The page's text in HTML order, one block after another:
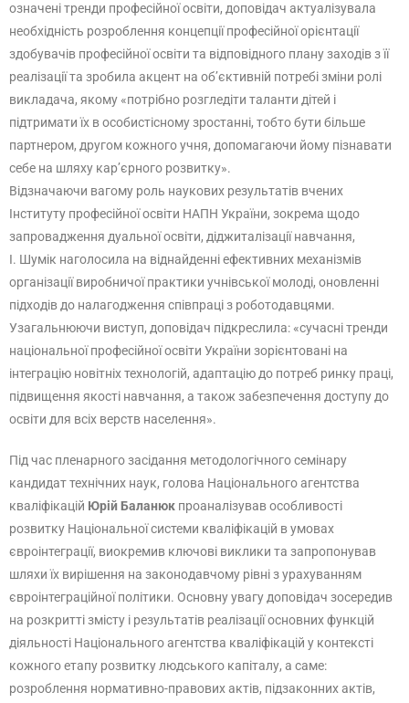
означені тренди професійної освіти, доповідач актуалізувала
необхідність розроблення концепції професійної орієнтації
здобувачів професійної освіти та відповідного плану заходів з її
реалізації та зробила акцент на об’єктивній потребі зміни ролі
викладача, якому «потрібно розгледіти таланти дітей і
підтримати їх в особистісному зростанні, тобто бути більше
партнером, другом кожного учня, допомагаючи йому пізнавати
себе на шляху кар’єрного розвитку».
Відзначаючи вагому роль наукових результатів вчених
Інституту професійної освіти НАПН України, зокрема щодо
запровадження дуальної освіти, діджиталізації навчання,
І. Шумік наголосила на віднайденні ефективних механізмів
організації виробничої практики учнівської молоді, оновленні
підходів до налагодження співпраці з роботодавцями.
Узагальнюючи виступ, доповідач підкреслила: «сучасні тренди
національної професійної освіти України зорієнтовані на
інтеграцію новітніх технологій, адаптацію до потреб ринку праці,
підвищення якості навчання, а також забезпечення доступу до
освіти для всіх верств населення».
Під час пленарного засідання методологічного семінару
кандидат технічних наук, голова Національного агентства
кваліфікацій Юрій Баланюк проаналізував особливості
розвитку Національної системи кваліфікацій в умовах
євроінтеграції, виокремив ключові виклики та запропонував
шляхи їх вирішення на законодавчому рівні з урахуванням
євроінтеграційної політики. Основну увагу доповідач зосередив
на розкритті змісту і результатів реалізації основних функцій
діяльності Національного агентства кваліфікацій у контексті
кожного етапу розвитку людського капіталу, а саме:
розроблення нормативно-правових актів, підзаконних актів,